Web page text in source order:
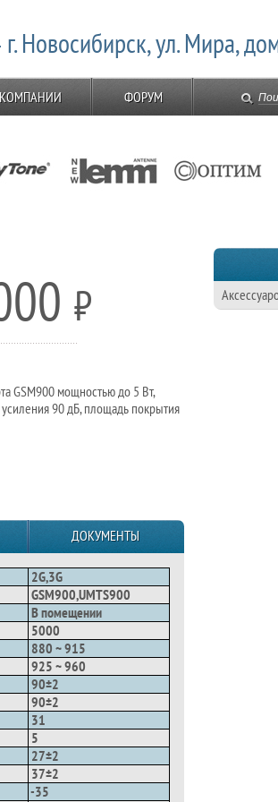
Новосибирск, ул. Мира,
ФОРУМ
⃏
GSM900 мощностью до 5 Вт,
90 дБ, площадь покрытия
ДОКУМЕНТЫ
2G,3G
GSM900,UMTS900
В помещении
5000
880 ~ 915
925 ~ 960
90±2
90±2
31
5
27±2
37±2
-35